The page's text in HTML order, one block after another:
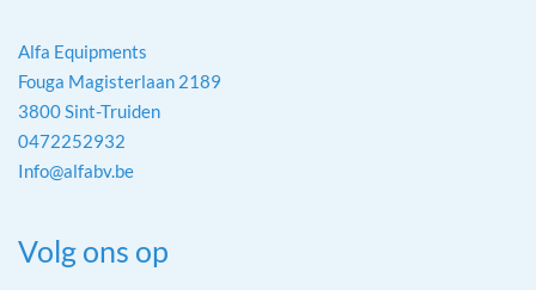
Alfa Equipments
Fouga Magisterlaan 2189
3800 Sint-Truiden
0472252932
Info@alfabv.be
Volg ons op